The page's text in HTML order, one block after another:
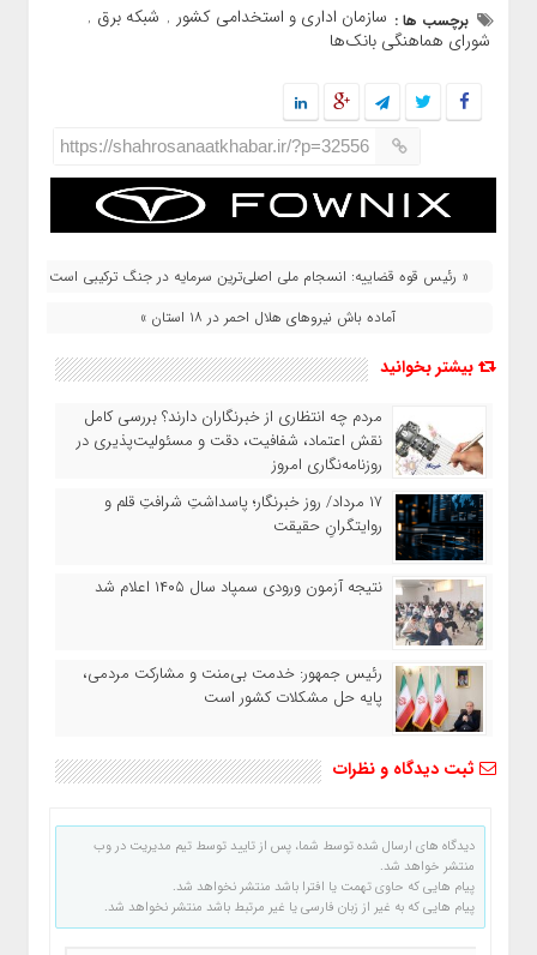
برچسب ها : سازمان اداری و استخدامی کشور , شبکه برق ,
شورای هماهنگی بانک‌ها
https://shahrosanaatkhabar.ir/?p=32556
« رئیس قوه قضاییه: انسجام ملی اصلی‌ترین سرمایه در جنگ ترکیبی است
آماده‌ باش نیروهای هلال‌ احمر در ۱۸ استان »
بیشتر بخوانید
مردم چه انتظاری از خبرنگاران دارند؟ بررسی کامل
نقش اعتماد، شفافیت، دقت و مسئولیت‌پذیری در
روزنامه‌نگاری امروز
۱۷ مرداد/ روز خبرنگار؛ پاسداشتِ شرافتِ قلم و
روایتگرانِ حقیقت
نتیجه آزمون ورودی سمپاد سال ۱۴۰۵ اعلام شد
رئیس جمهور: خدمت بی‌منت و مشارکت مردمی،
پایه حل مشکلات کشور است
ثبت دیدگاه و نظرات
دیدگاه های ارسال شده توسط شما، پس از تایید توسط تیم مدیریت در وب
منتشر خواهد شد.
پیام هایی که حاوی تهمت یا افترا باشد منتشر نخواهد شد.
پیام هایی که به غیر از زبان فارسی یا غیر مرتبط باشد منتشر نخواهد شد.